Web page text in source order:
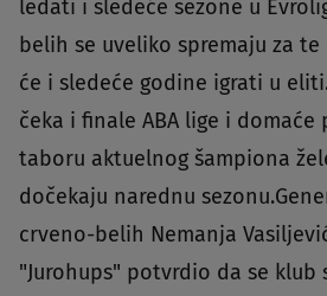
ledati i sledeće sezone u
belih se uveliko spremaju za
će i sledeće godine igrati u
čeka i finale ABA lige i domaće
taboru aktuelnog šampiona
dočekaju narednu
crveno-belih Nemanja
"Jurohups" potvrdio da se klub